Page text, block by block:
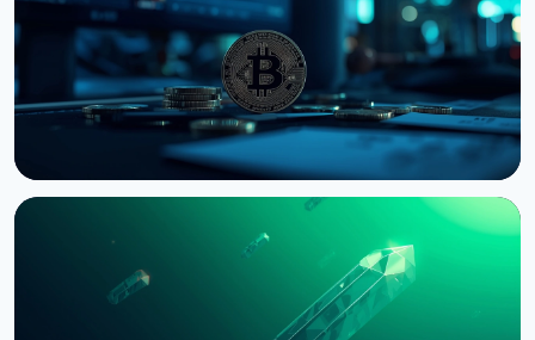
7 серпня 2026 р.4 хв читання
Bernstein попереджає про удар по крипторинку
через провал CLARITY Act у Сенаті